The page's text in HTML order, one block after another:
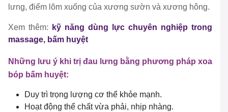
lưng, điểm lõm xuống của xương sườn và xương hông.
Xem thêm:
kỹ năng dùng lực chuyên nghiệp trong
massage, bấm huyệt
Những lưu ý khi trị đau lưng bằng phương pháp xoa
bóp bấm huyệt:
Duy trì trọng lượng cơ thể khỏe mạnh.
Hoạt động thể chất vừa phải, nhịp nhàng.